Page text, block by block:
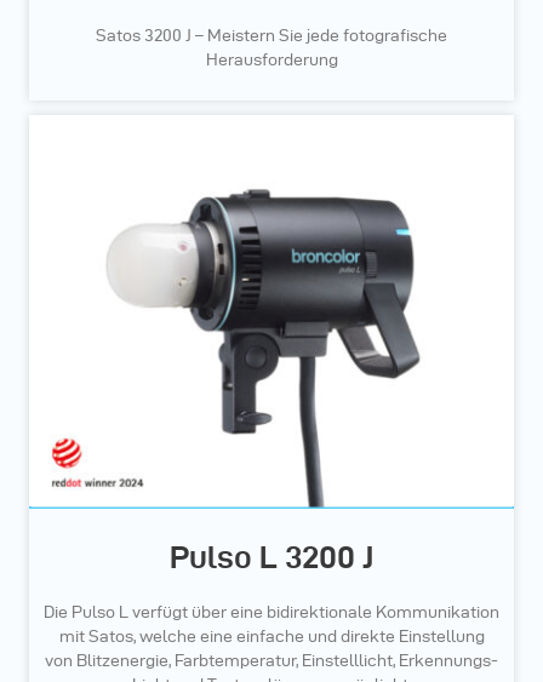
Satos 3200 J – Meistern Sie jede fotografische
Herausforderung
Pulso L 3200 J
Die Pulso L verfügt über eine bidirektionale Kommunikation
mit Satos, welche eine einfache und direkte Einstellung
von Blitzenergie, Farbtemperatur, Einstelllicht, Erkennungs-